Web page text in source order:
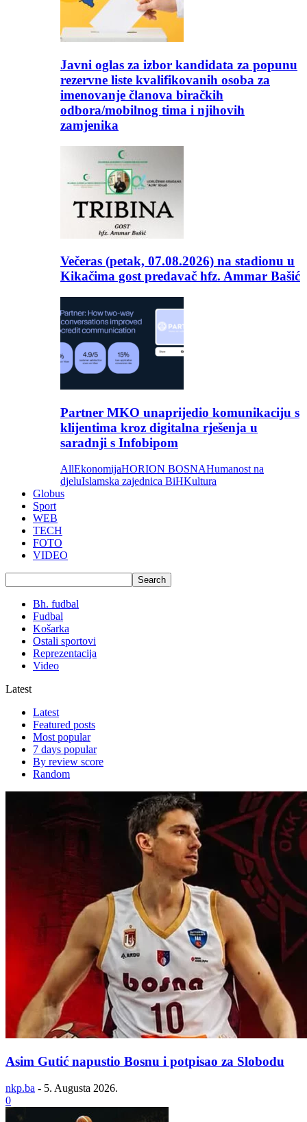
Javni oglas za izbor kandidata za popunu
rezervne liste kvalifikovanih osoba za
imenovanje članova biračkih
odbora/mobilnog tima i njihovih
zamjenika
Večeras (petak, 07.08.2026) na stadionu u
Kikačima gost predavač hfz. Ammar Bašić
Partner MKO unaprijedio komunikaciju s
klijentima kroz digitalna rješenja u
saradnji s Infobipom
AllEkonomijaHORION BOSNAHumanost na
djeluIslamska zajednica BiHKultura
Globus
Sport
WEB
TECH
FOTO
VIDEO
Bh. fudbal
Fudbal
Košarka
Ostali sportovi
Reprezentacija
Video
Latest
Latest
Featured posts
Most popular
7 days popular
By review score
Random
Asim Gutić napustio Bosnu i potpisao za Slobodu
nkp.ba - 5. Augusta 2026.
0